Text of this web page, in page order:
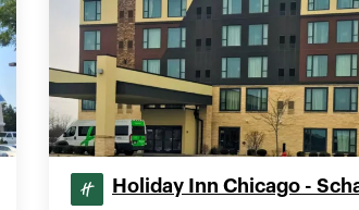
Holiday Inn Chicago -